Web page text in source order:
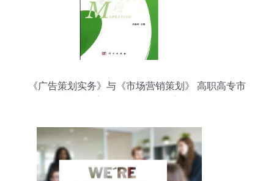
《广告策划实务》与《市场营销策划》 高职高专市